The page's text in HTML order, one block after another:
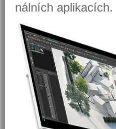
nál­ních apli­ka­cích.